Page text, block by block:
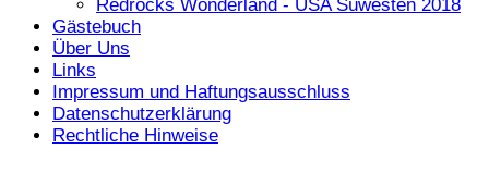
Redrocks Wonderland - USA Süwesten 2018
Gästebuch
Über Uns
Links
Impressum und Haftungsausschluss
Datenschutzerklärung
Rechtliche Hinweise